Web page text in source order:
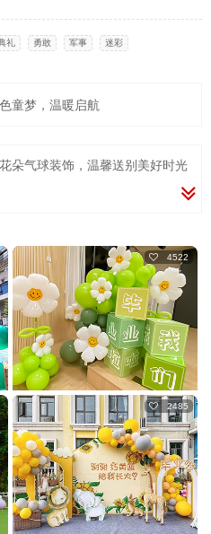
礼 勇敢 军事 迷彩
童梦，温暖启航
朵气球装饰，温馨送别美好时光
4522
2485